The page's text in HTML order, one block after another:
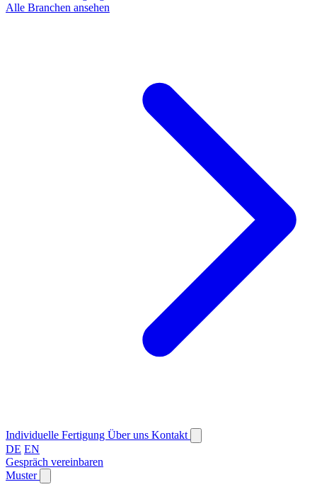
Alle Branchen ansehen
Individuelle Fertigung Über uns Kontakt
DE EN
Gespräch vereinbaren
Muster